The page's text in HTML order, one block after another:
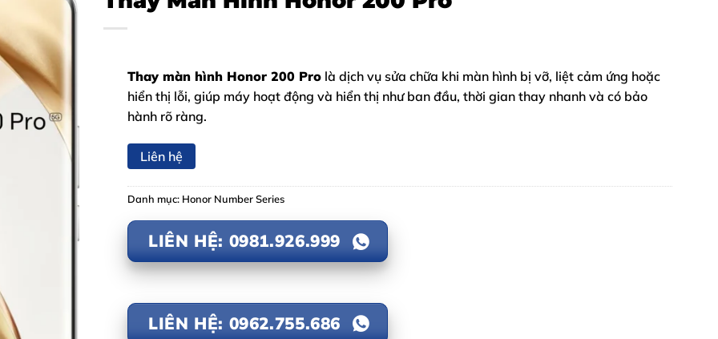
Thay màn hình Honor 200 Pro là dịch vụ sửa chữa khi màn hình bị vỡ, liệt cảm ứng hoặc
hiển thị lỗi, giúp máy hoạt động và hiển thị như ban đầu, thời gian thay nhanh và có bảo
hành rõ ràng.
Liên hệ
Danh mục: Honor Number Series
LIÊN HỆ: 0981.926.999
LIÊN HỆ: 0962.755.686